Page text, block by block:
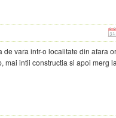
de vara intr-o localitate din afara
mai intii constructia si apoi merg